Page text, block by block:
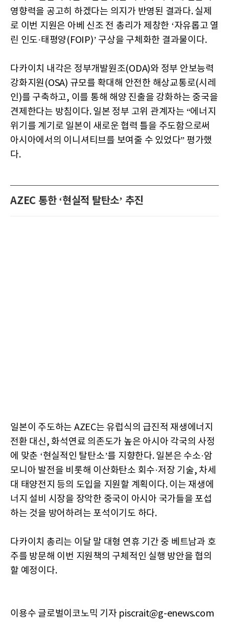
영향력을 공고히 하겠다는 의지가 반영된 결과다. 실제
로 이번 지원은 아베 신조 전 총리가 제창한 ‘자유롭고 열
린 인도·태평양(FOIP)’ 구상을 구체화한 결과물이다.
다카이치 내각은 정부개발원조(ODA)와 정부 안보능력
강화지원(OSA) 규모를 확대해 안전한 해상교통로(시레
인)를 구축하고, 이를 통해 해양 진출을 강화하는 중국을
견제한다는 방침이다. 일본 정부 고위 관계자는 “에너지
위기를 계기로 일본이 새로운 협력 틀을 주도함으로써
아시아에서의 이니셔티브를 보여줄 수 있었다” 평가했
다.
AZEC 통한 ‘현실적 탈탄소’ 추진
일본이 주도하는 AZEC는 유럽식의 급진적 재생에너지
전환 대신, 화석연료 의존도가 높은 아시아 각국의 사정
에 맞춘 ‘현실적인 탈탄소’를 지향한다. 일본은 수소·암
모니아 발전을 비롯해 이산화탄소 회수·저장 기술, 차세
대 태양전지 등의 도입을 지원할 계획이다. 이는 재생에
너지 설비 시장을 장악한 중국이 아시아 국가들을 포섭
하는 것을 방어하려는 포석이기도 하다.
다카이치 총리는 이달 말 대형 연휴 기간 중 베트남과 호
주를 방문해 이번 지원책의 구체적인 실행 방안을 협의
할 예정이다.
이용수 글로벌이코노믹 기자 piscrait@g-enews.com